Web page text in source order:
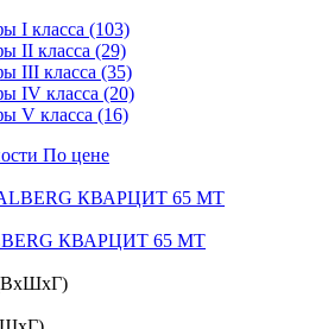
I класса (103)
II класса (29)
III класса (35)
IV класса (20)
V класса (16)
По цене
КВАРЦИТ 65 МТ